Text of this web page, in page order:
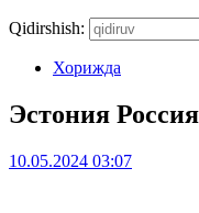
Qidirshish:
Хорижда
Эстония
10.05.2024 03:07